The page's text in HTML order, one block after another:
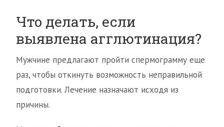
Что делать, если
выявлена агглютинация?
Мужчине предлагают пройти спермограмму еще
раз, чтобы откинуть возможность неправильной
подготовки. Лечение назначают исходя из
причины.